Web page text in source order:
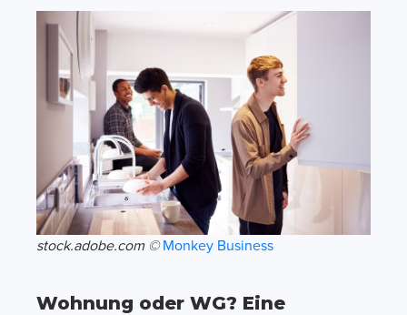
stock.adobe.com © Monkey Business
Wohnung oder WG? Eine